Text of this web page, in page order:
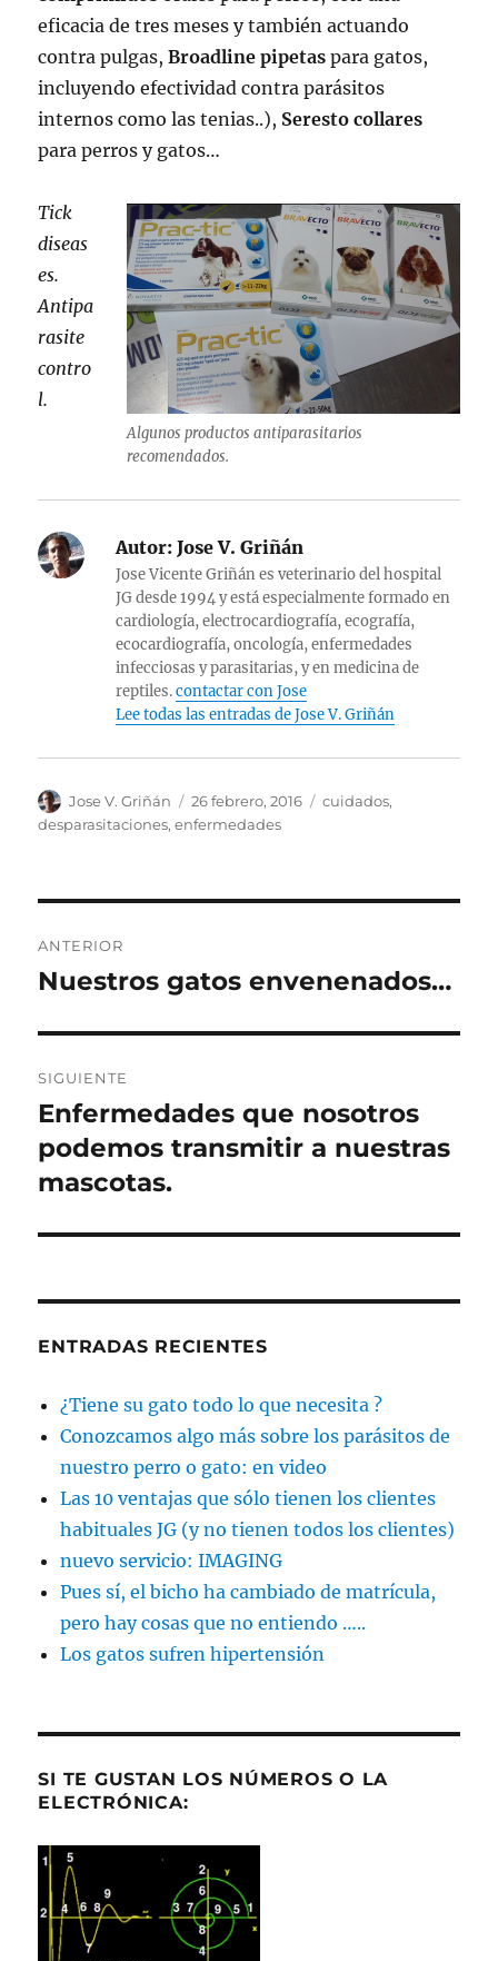
eficacia de tres meses y también actuando
contra pulgas,Broadline pipetas para gatos,
incluyendo efectividad contra parásitos
internos como las tenias..), Seresto collares
para perros y gatos…
Algunos productos antiparasitarios
recomendados.
Tick
diseas
es.
Antipa
rasite
contro
l.
Autor: Jose V. Griñán
Jose Vicente Griñán es veterinario del hospital
JG desde 1994 y está especialmente formado en
cardiología, electrocardiografía, ecografía,
ecocardiografía, oncología, enfermedades
infecciosas y parasitarias, y en medicina de
reptiles.contactar con Jose
Lee todas las entradas de Jose V. Griñán
Autor
Jose V. Griñán
Publicado
el
26 febrero, 2016 Categorías
cuidados,
desparasitaciones,enfermedades
de
ANTERIOR
Entrada
Nuestros gatos envenenados…
SIGUIENTE
Entrada
siguiente:
Enfermedades que nosotros
podemos transmitir a nuestras
mascotas.
ENTRADAS RECIENTES
¿Tiene su gato todo lo que necesita ?
Conozcamos algo más sobre los parásitos de
nuestro perro o gato: en video
Las 10 ventajas que sólo tienen los clientes
habituales JG (y no tienen todos los clientes)
nuevo servicio: IMAGING
Pues sí, el bicho ha cambiado de matrícula,
pero hay cosas que no entiendo …..
Los gatos sufren hipertensión
SI TE GUSTAN LOS NÚMEROS O LA
ELECTRÓNICA: